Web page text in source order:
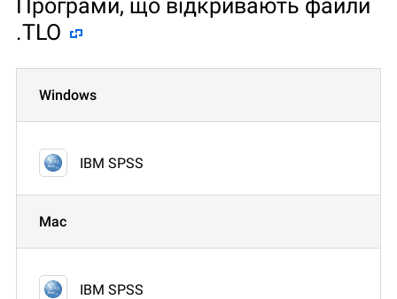
Програми, що відкривають файли
.TLO
Windows
IBM SPSS
Mac
IBM SPSS